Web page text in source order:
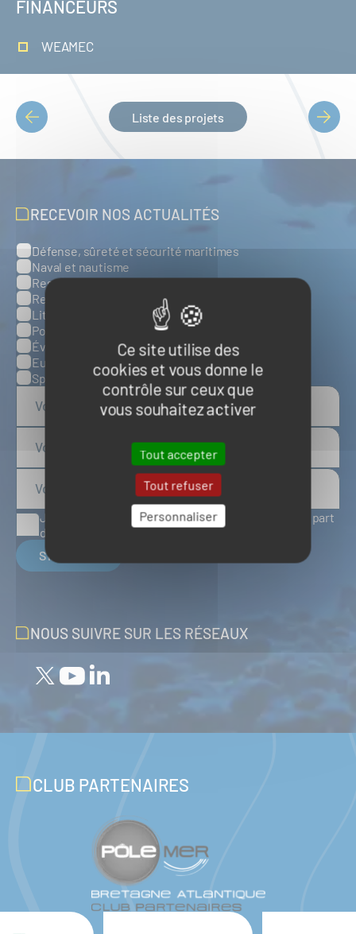
Ce site utilise des
cookies et vous donne le
contrôle sur ceux que
vous souhaitez activer
Tout accepter
Tout refuser
Personnaliser
FINANCEURS
WEAMEC
PAGINATION
Liste des projets
RECEVOIR NOS ACTUALITÉS
Catégories
Défense, sûreté et sécurité maritimes
Naval et nautisme
Ressources énergétiques et minérales marines
Ressources biologiques marines
Littoral et environnement marins
Ports, infrastructures et logistique
Évènements
Europe
Spatial
J'accepte de recevoir des articles d'actualité de la part
du Pôle Mer Bretagne Atlantique
S'inscrire
NOUS SUIVRE SUR LES RÉSEAUX
CLUB PARTENAIRES